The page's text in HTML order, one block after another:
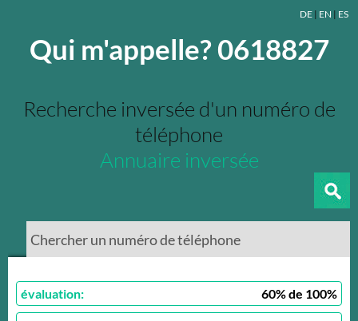
Qui m'appelle? 0618827
Recherche inversée d'un numéro de
téléphone
Annuaire inversée
DE| EN | ES
évaluation: 60% de 100%